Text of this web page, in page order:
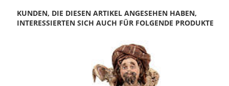
KUNDEN, DIE DIESEN ARTIKEL ANGESEHEN HABEN,
INTERESSIERTEN SICH AUCH FÜR FOLGENDE PRODUKTE